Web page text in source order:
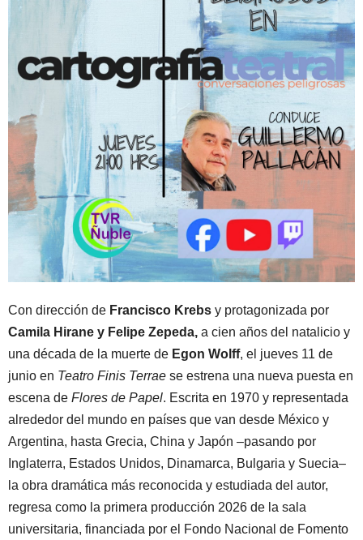
Con dirección de Francisco Krebs y protagonizada por
Camila Hirane y Felipe Zepeda, a cien años del natalicio y
una década de la muerte de Egon Wolff, el jueves 11 de
junio en Teatro Finis Terrae se estrena una nueva puesta en
escena de Flores de Papel. Escrita en 1970 y representada
alrededor del mundo en países que van desde México y
Argentina, hasta Grecia, China y Japón –pasando por
Inglaterra, Estados Unidos, Dinamarca, Bulgaria y Suecia–
la obra dramática más reconocida y estudiada del autor,
regresa como la primera producción 2026 de la sala
universitaria, financiada por el Fondo Nacional de Fomento